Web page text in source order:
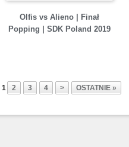
Olfis vs Alieno | Finał
Popping | SDK Poland 2019
1 2 3 4 > OSTATNIE »